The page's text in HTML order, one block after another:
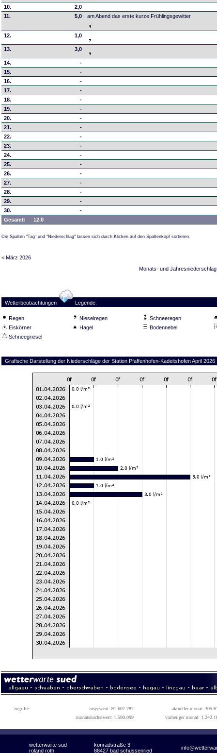
10.
2,0
11.
5,0 am Abend das erste kurze Frühlingsgewitter
12. 1,0
13. 3,0
14.
-
15.
-
16.
-
17.
-
18.
-
19.
-
20.
-
21.
-
22.
-
23.
-
24.
-
25.
-
26.
-
27.
-
28.
-
29.
-
30.
-
Gesamt:
12,0
Die Spalten "Tag" und "Niederschlag" lassen sich durch Klicken auf den Spaltenkopf sortieren.
< März 2026
Monats- und Jahresniederschlag
Wetterbeobachtungen Legende:
Regen Nieselregen
Schneeregen
Eiskörner
Hagel
Bodennebel
Schneegriesel
Grafische Darstellung der Niederschläge der Station Pfaffenhofen-Kadeltshofen April 2026
zugriffe: insgesamt: 91.607.782
aktueller monat:
monatshöchstwert: 1.590.099
vorheriger monat:
wetterwarte süd konradstraße 3
roland roth 88427 bad schussenried